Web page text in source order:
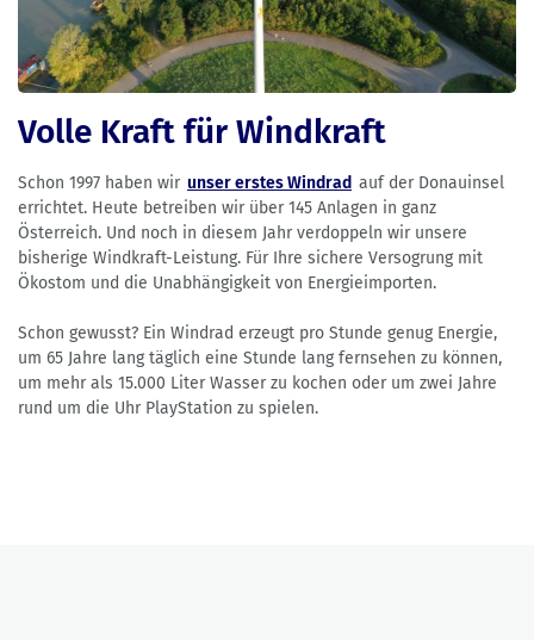
Volle Kraft für Windkraft
Schon 1997 haben wir unser erstes Windrad auf der Donauinsel
errichtet. Heute betreiben wir über 145 Anlagen in ganz
Österreich. Und noch in diesem Jahr verdoppeln wir unsere
bisherige Windkraft-Leistung. Für Ihre sichere Versogrung mit
Ökostom und die Unabhängigkeit von Energieimporten.
Schon gewusst? Ein Windrad erzeugt pro Stunde genug Energie,
um 65 Jahre lang täglich eine Stunde lang fernsehen zu können,
um mehr als 15.000 Liter Wasser zu kochen oder um zwei Jahre
rund um die Uhr PlayStation zu spielen.